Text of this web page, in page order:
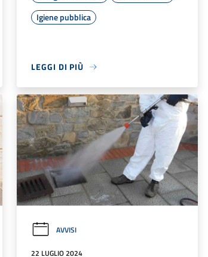
Igiene pubblica
LEGGI DI PIÙ
AVVISI
22 LUGLIO 2024